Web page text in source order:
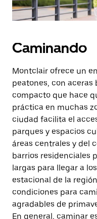
Caminando
Montclair ofrece un
peatones, con
compacto que hace
práctica en muchas
ciudad facilita el
parques y espacios
áreas centrales y del
barrios residenciales
largas para llegar a
estacional de la
condiciones para
agradables de
En general, caminar